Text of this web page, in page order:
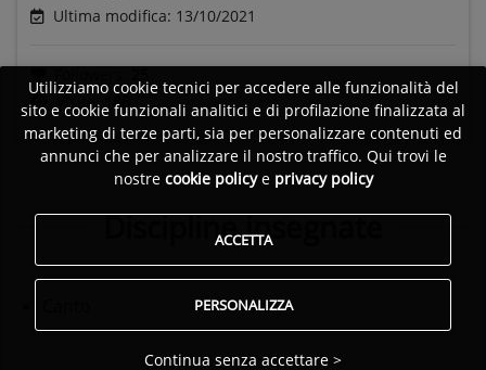
Ultima modifica: 13/10/2021
Visite:
188
Discipline insegnate
Utilizziamo cookie tecnici per accedere alle funzionalità del
sito e cookie funzionali analitici e di profilazione finalizzata al
marketing di terze parti, sia per personalizzare contenuti ed
annunci che per analizzare il nostro traffico. Qui trovi le
nostre cookie policye privacy policy
ACCETTA
PERSONALIZZA
Continua senza accettare >